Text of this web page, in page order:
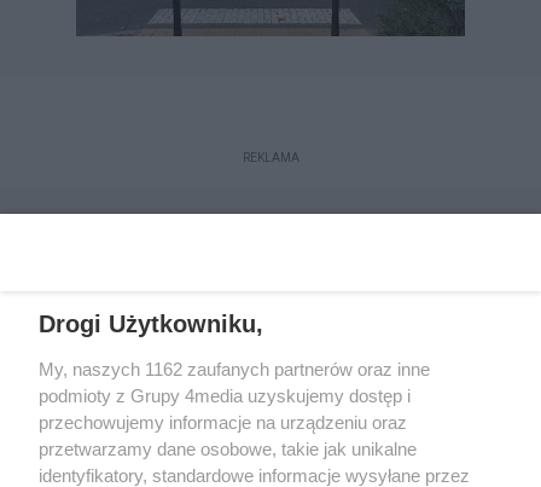
REKLAMA
Reklama Kontakt Regulamin
Dystrybucja
Regulamin prenumeraty
Polityka Prywatności
Drogi Użytkowniku,
My, naszych 1162 zaufanych partnerów oraz inne
podmioty z Grupy 4media uzyskujemy dostęp i
przechowujemy informacje na urządzeniu oraz
przetwarzamy dane osobowe, takie jak unikalne
identyfikatory, standardowe informacje wysyłane przez